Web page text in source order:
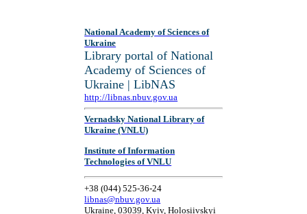
National Academy of Sciences of
Ukraine
Library portal of National
Academy of Sciences of
Ukraine | LibNAS
http://libnas.nbuv.gov.ua
Vernadsky National Library of
Ukraine (VNLU)
Institute of Information
Technologies of VNLU
+38 (044) 525-36-24
libnas@nbuv.gov.ua
Ukraine, 03039, Kyiv, Holosiivskyi